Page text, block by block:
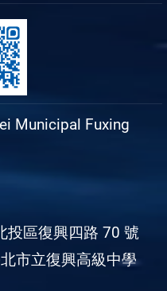
Municipal Fuxing
投區復興四路 70 號
市立復興高級中學